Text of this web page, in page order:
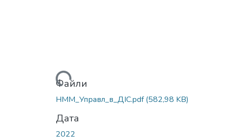
Вантажиться...Файли
НММ_Управл_в_ДІС.pdf(582,98 KB)
Дата
2022